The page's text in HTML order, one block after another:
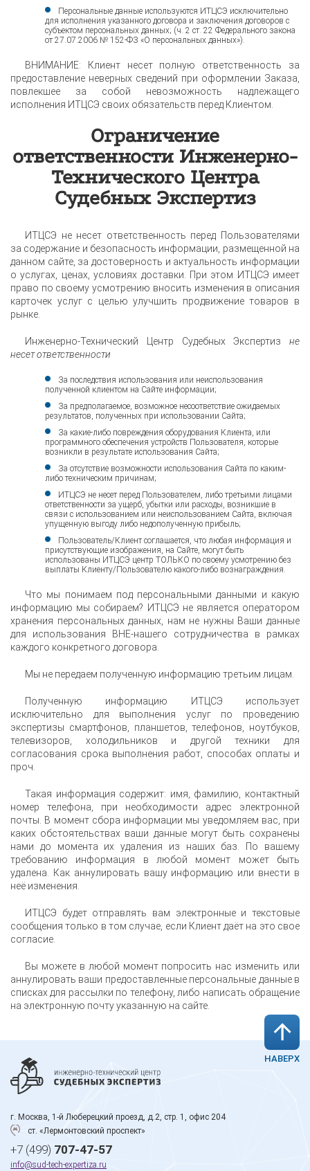
Персональные данные используются ИТЦСЭ исключительно
для исполнения указанного договора и заключения договоров с
субъектом персональных данных; (ч. 2 ст. 22 Федерального закона
от 27.07.2006 № 152-ФЗ «О персональных данных»).
ВНИМАНИЕ: Клиент несет полную ответственность за
предоставление неверных сведений при оформлении Заказа,
повлекшее за собой невозможность надлежащего
исполнения ИТЦСЭ своих обязательств перед Клиентом.
Ограничение
ответственности Инженерно-
Технического Центра
Судебных Экспертиз
ИТЦСЭ не несет ответственность перед Пользователями
за содержание и безопасность информации, размещенной на
данном сайте, за достоверность и актуальность информации
о услугах, ценах, условиях доставки. При этом ИТЦСЭ имеет
право по своему усмотрению вносить изменения в описания
карточек услуг с целью улучшить продвижение товаров в
рынке.
Инженерно-Технический Центр Судебных Экспертиз не
несет ответственности
За последствия использования или неиспользования
полученной клиентом на Сайте информации;
За предполагаемое, возможное несоответствие ожидаемых
результатов, полученных при использовании Сайта;
За какие-либо повреждения оборудования Клиента, или
программного обеспечения устройств Пользователя, которые
возникли в результате использования Сайта;
За отсутствие возможности использования Сайта по каким-
либо техническим причинам;
ИТЦСЭ не несет перед Пользователем, либо третьими лицами
ответственности за ущерб, убытки или расходы, возникшие в
связи с использованием или неиспользованием Сайта, включая
упущенную выгоду либо недополученную прибыль;
Пользователь/Клиент соглашается, что любая информация и
присутствующие изображения, на Сайте, могут быть
использованы ИТЦСЭ центр ТОЛЬКО по своему усмотрению без
выплаты Клиенту/Пользователю какого-либо вознаграждения.
Что мы понимаем под персональными данными и какую
информацию мы собираем? ИТЦСЭ не является оператором
хранения персональных данных, нам не нужны Ваши данные
для использования ВНЕ-нашего сотрудничества в рамках
каждого конкретного договора.
Мы не передаем полученную информацию третьим лицам.
Полученную информацию ИТЦСЭ использует
исключительно для выполнения услуг по проведению
экспертизы смартфонов, планшетов, телефонов, ноутбуков,
телевизоров, холодильников и другой техники для
согласования срока выполнения работ, способах оплаты и
проч.
Такая информация содержит: имя, фамилию, контактный
номер телефона, при необходимости адрес электронной
почты. В момент сбора информации мы уведомляем вас, при
каких обстоятельствах ваши данные могут быть сохранены
нами до момента их удаления из наших баз. По вашему
требованию информация в любой момент может быть
удалена. Как аннулировать вашу информацию или внести в
неё изменения.
ИТЦСЭ будет отправлять вам электронные и текстовые
сообщения только в том случае, если Клиент даёт на это свое
согласие.
Вы можете в любой момент попросить нас изменить или
аннулировать ваши предоставленные персональные данные в
списках для рассылки по телефону, либо написать обращение
на электронную почту указанную на сайте.
НАВЕРХ
г. Москва, 1-й Люберецкий проезд, д.2, стр. 1, офис 204
ст. «Лермонтовский проспект»
+7 (499) 707-47-57
info@sud-tech-expertiza.ru